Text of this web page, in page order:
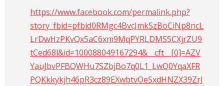
https://www.facebook.com/permalink.php?
story_fbid=pfbid0RMgc4BvcJmkSzBoCiNp8ncL
LrDwHzPKvQx5aC6xm9MqPYRLDMS5CXjrZU9
tCed68l&id=100088049167294&__cft__[0]=AZV
YauJbvPFBQWHu7SZbjBo7q0L1_LwQ0YqaXFR
PQKkkykjh46pR3cz89EXwbtvOeSxdHNZX39ZrJ